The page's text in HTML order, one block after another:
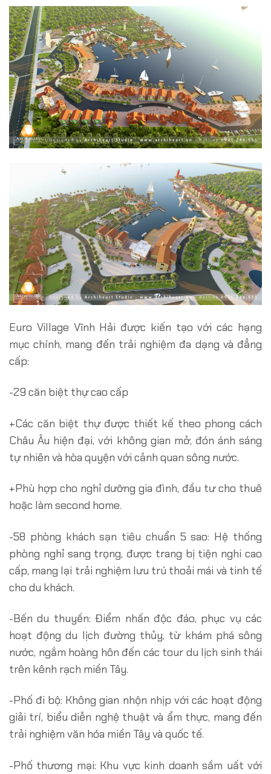
Euro Village Vĩnh Hải được kiến tạo với các hạng
mục chính, mang đến trải nghiệm đa dạng và đẳng
cấp:
-29 căn biệt thự cao cấp
+Các căn biệt thự được thiết kế theo phong cách
Châu Âu hiện đại, với không gian mở, đón ánh sáng
tự nhiên và hòa quyện với cảnh quan sông nước.
+Phù hợp cho nghỉ dưỡng gia đình, đầu tư cho thuê
hoặc làm second home.
-58 phòng khách sạn tiêu chuẩn 5 sao: Hệ thống
phòng nghỉ sang trọng, được trang bị tiện nghi cao
cấp, mang lại trải nghiệm lưu trú thoải mái và tinh tế
cho du khách.
-Bến du thuyền: Điểm nhấn độc đáo, phục vụ các
hoạt động du lịch đường thủy, từ khám phá sông
nước, ngắm hoàng hôn đến các tour du lịch sinh thái
trên kênh rạch miền Tây.
-Phố đi bộ: Không gian nhộn nhịp với các hoạt động
giải trí, biểu diễn nghệ thuật và ẩm thực, mang đến
trải nghiệm văn hóa miền Tây và quốc tế.
-Phố thương mại: Khu vực kinh doanh sầm uất với